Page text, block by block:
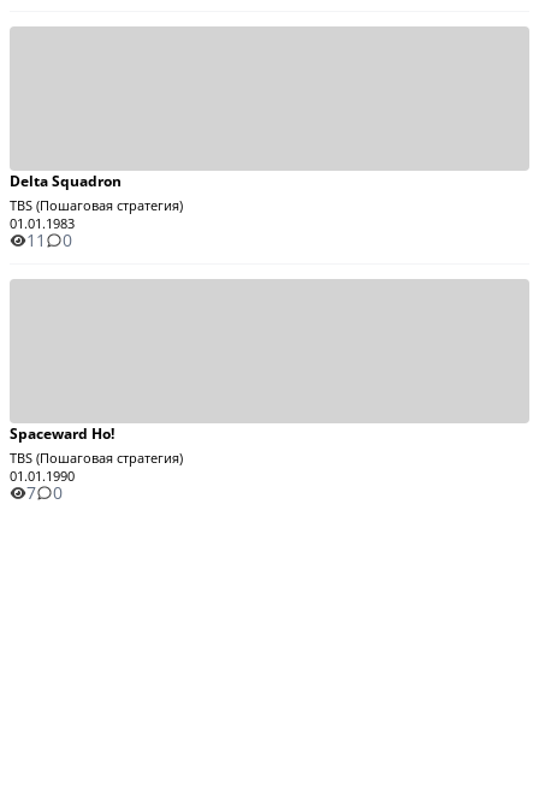
Delta Squadron
TBS (Пошаговая стратегия)
01.01.1983
11 0
Spaceward Ho!
TBS (Пошаговая стратегия)
01.01.1990
7 0